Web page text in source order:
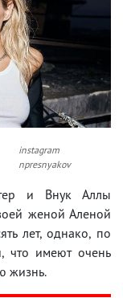
instagram
npresnyakov
и Внук Аллы
женой Аленой
лет, однако, по
что имеют очень
жизнь.